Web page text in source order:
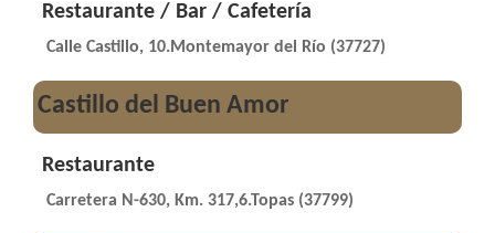
Restaurante / Bar / Cafetería
Calle Castillo, 10.Montemayor del Río (37727)
Castillo del Buen Amor
Restaurante
Carretera N-630, Km. 317,6.Topas (37799)